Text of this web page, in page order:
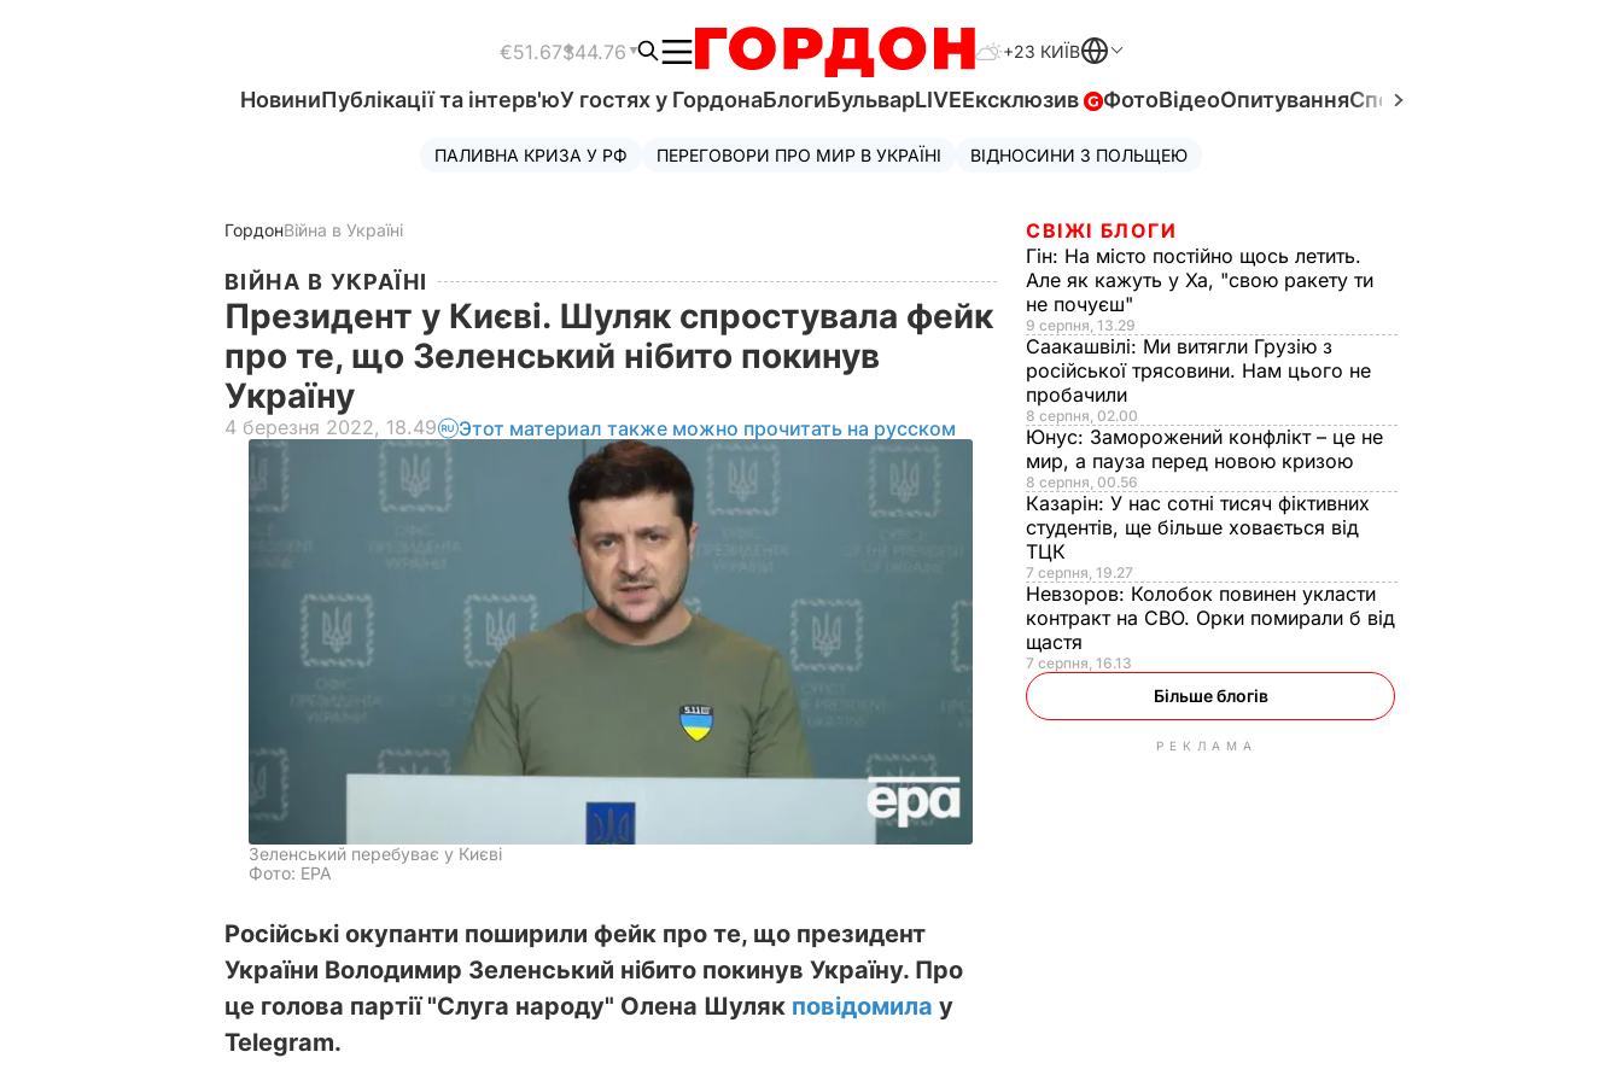
€51.67$44.76 +23 КИЇВ
НовиниПублікації та інтерв'юУ гостях у ГордонаБлогиБульварLIVEЕксклюзив ФотоВідеоОпитуванняСпецпроєкти
ПАЛИВНА КРИЗА У РФ ПЕРЕГОВОРИ ПРО МИР В УКРАЇНІ ВІДНОСИНИ З ПОЛЬЩЕЮ
ГордонВійна в Україні
ВІЙНА В УКРАЇНІ
Президент у Києві. Шуляк спростувала фейк
про те, що Зеленський нібито покинув
Україну
4 березня 2022, 18.49 Этот материал также можно прочитать на русском
Зеленський перебуває у Києві
Фото: ЕРА
Російські окупанти поширили фейк про те, що президент
України Володимир Зеленський нібито покинув Україну. Про
це голова партії "Слуга народу" Олена Шуляк повідомила у
Telegram.
СВІЖІ БЛОГИ
Гін: На місто постійно щось летить.
Але як кажуть у Ха, "свою ракету ти
не почуєш"
9 серпня, 13.29
Саакашвілі: Ми витягли Грузію з
російської трясовини. Нам цього не
пробачили
8 серпня, 02.00
Юнус: Заморожений конфлікт – це не
мир, а пауза перед новою кризою
8 серпня, 00.56
Казарін: У нас сотні тисяч фіктивних
студентів, ще більше ховається від
ТЦК
7 серпня, 19.27
Невзоров: Колобок повинен укласти
контракт на СВО. Орки помирали б від
щастя
7 серпня, 16.13
Більше блогів
РЕКЛАМА